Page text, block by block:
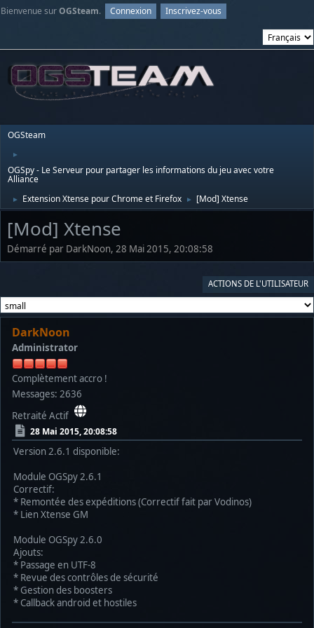
Bienvenue surOGSteam. Connexion Inscrivez-vous
OGSteam
►
OGSpy - Le Serveur pour partager les informations du jeu avec votre
Alliance
► Extension Xtense pour Chrome et Firefox ► [Mod] Xtense
[Mod] Xtense
Démarré par DarkNoon, 28 Mai 2015, 20:08:58
ACTIONS DE L'UTILISATEUR
DarkNoon
Administrator
Complètement accro !
Messages: 2636
Retraité Actif
28 Mai 2015, 20:08:58
Version 2.6.1 disponible:
Module OGSpy 2.6.1
Correctif:
* Remontée des expéditions (Correctif fait par Vodinos)
* Lien Xtense GM
Module OGSpy 2.6.0
Ajouts:
* Passage en UTF-8
* Revue des contrôles de sécurité
* Gestion des boosters
* Callback android et hostiles